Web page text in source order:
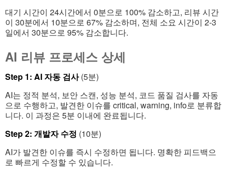
대기 시간이 24시간에서 0분으로 100% 감소하고, 리뷰 시간
이 30분에서 10분으로 67% 감소하며, 전체 소요 시간이 2-3
일에서 30분으로 95% 감소합니다.
AI 리뷰 프로세스 상세
Step 1: AI 자동 검사(5분)
AI는 정적 분석, 보안 스캔, 성능 분석, 코드 품질 검사를 자동
으로 수행하고, 발견한 이슈를 critical, warning, info로 분류합
니다. 이 과정은 5분 이내에 완료됩니다.
Step 2: 개발자 수정 (10분)
AI가 발견한 이슈를 즉시 수정하면 됩니다. 명확한 피드백으
로 빠르게 수정할 수 있습니다.